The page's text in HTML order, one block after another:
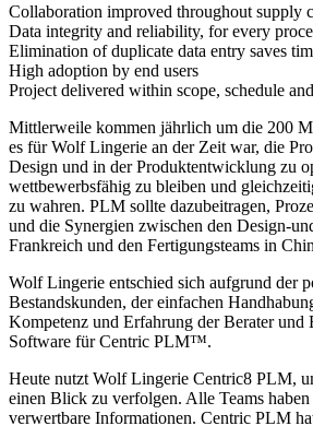
Collaboration improved throughout supply
Data integrity and reliability, for every
Elimination of duplicate data entry saves
High adoption by end users
Project delivered within scope, schedule
Mittlerweile kommen jährlich um die 200
es für Wolf Lingerie an der Zeit war, die
Design und in der Produktentwicklung zu
wettbewerbsfähig zu bleiben und
zu wahren. PLM sollte dazubeitragen,
und die Synergien zwischen den Design-
Frankreich und den Fertigungsteams in
Wolf Lingerie entschied sich aufgrund der
Bestandskunden, der einfachen
Kompetenz und Erfahrung der Berater
Software für Centric PLM™.
Heute nutzt Wolf Lingerie Centric8 PLM,
einen Blick zu verfolgen. Alle Teams
verwertbare Informationen. Centric PLM